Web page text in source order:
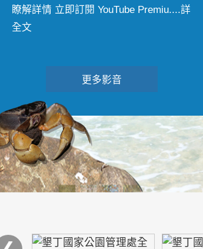
瞭解詳情 立即訂閱 YouTube Premiu....詳
全文
更多影音